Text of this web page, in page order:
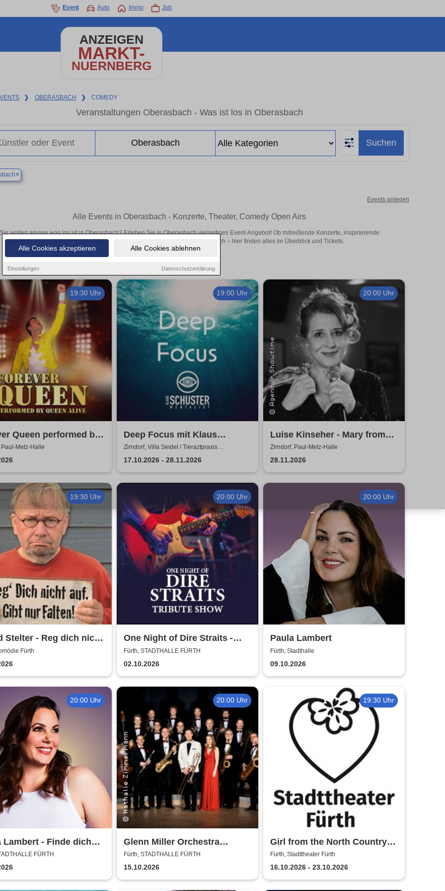
Alle Cookies akzeptieren Alle Cookies ablehnen
Einstellungen Datenschutzerklärung
Event Auto Immo Job
ANZEIGEN
MARKT-
NUERNBERG
❯ OBERASBACH ❯ COMEDY
Veranstaltungen Oberasbach - Was ist los in Oberasbach
Suchen
×
Events anlegen
Alle Events in Oberasbach - Konzerte, Theater, Comedy Open Airs
Sie wollen wissen was los ist in Oberasbach? Erleben Sie in Oberasbach vielseitiges Event-Angebot! Ob mitreißende Konzerte, inspirierende
Theateraufführungen oder aufregende Veranstaltungen in Oberasbach – hier finden alles im Überblick und Tickets.
19:30 Uhr
Queen performed by
Alive
Metz-Halle
19:00 Uhr
Deep Focus mit Klaus
Schuster
Zirndorf, Villa Seidel / Tieraztpraxis
Stocksmeier
17.10.2026 - 28.11.2026
20:00 Uhr
Luise Kinseher - Mary from
Bavary - Endlich Solo!
Zirndorf, Paul-Metz-Halle
28.11.2026
19:30 Uhr
Stelter - Reg dich nicht
nur Falten!
Fürth
20:00 Uhr
One Night of Dire Straits -
Tribute Show
Fürth, STADTHALLE FÜRTH
02.10.2026
20:00 Uhr
Paula Lambert
Fürth, Stadthalle
09.10.2026
20:00 Uhr
Lambert - Finde dich
findet dich keiner
FÜRTH
20:00 Uhr
Glenn Miller Orchestra
directed by Uli Plettendorff
Fürth, STADTHALLE FÜRTH
15.10.2026
19:30 Uhr
Girl from the North Country -
Stadttheater Fürth
Fürth, Stadttheater Fürth
16.10.2026 - 23.10.2026